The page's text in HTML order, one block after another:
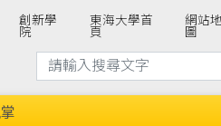
創新學
院
東海大學首
頁
網站地
圖